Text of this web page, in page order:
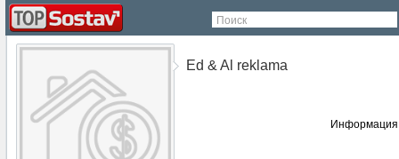
Поиск
Ed & Al reklama
Информация